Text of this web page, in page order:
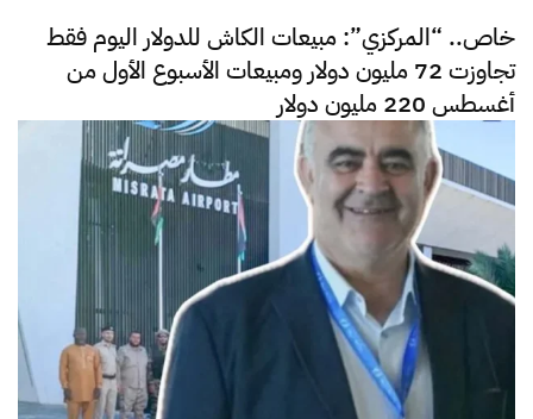
خاص.. “المركزي”: مبيعات الكاش للدولار اليوم فقط
تجاوزت 72 مليون دولار ومبيعات الأسبوع الأول من
أغسطس 220 مليون دولار